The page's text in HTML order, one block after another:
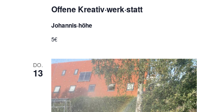
Offene Kreativ·werk·statt
Johannis·höhe
5€
DO.
13